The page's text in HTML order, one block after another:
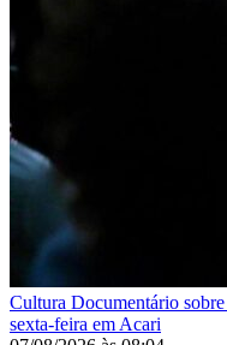
Cultura Documentário
sexta-feira em Acari